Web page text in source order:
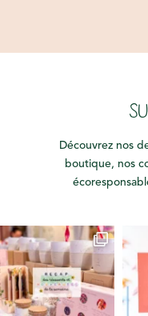
Découvrez nos
boutique, nos